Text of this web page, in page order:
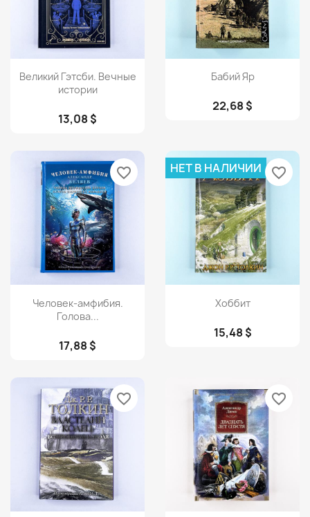
Просмотр
Великий Гэтсби. Вечные
истории
13,08 $
Просмотр
Бабий Яр
22,68 $
Просмотр
Человек-амфибия.
Голова...
17,88 $
favorite_border
Просмотр
Хоббит
15,48 $
НЕТ В НАЛИЧИИ favorite_border
favorite_border favorite_border